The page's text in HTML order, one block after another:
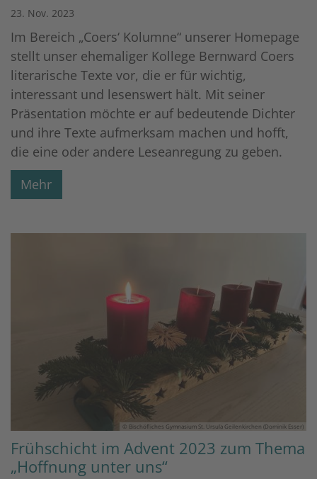
23. Nov. 2023
Im Bereich „Coers‘ Kolumne“ unserer Homepage
stellt unser ehemaliger Kollege Bernward Coers
literarische Texte vor, die er für wichtig,
interessant und lesenswert hält. Mit seiner
Präsentation möchte er auf bedeutende Dichter
und ihre Texte aufmerksam machen und hofft,
die eine oder andere Leseanregung zu geben.
Mehr
© Bischöfliches Gymnasium St. Ursula Geilenkirchen (Dominik Esser)
Frühschicht im Advent 2023 zum Thema
„Hoffnung unter uns“